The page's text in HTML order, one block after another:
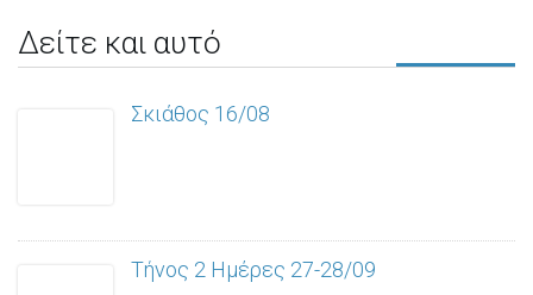
Δείτε και αυτό
Σκιάθος 16/08
Τήνος 2 Ημέρες 27-28/09